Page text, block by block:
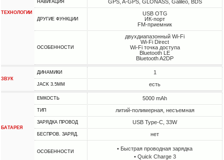
ТЕХНОЛОГИИ
НАВИГАЦИЯ GPS, A-GPS, GLONASS, Galileo, BDS
ДРУГИЕ ФУНКЦИИ
USB OTG
ИК-порт
FM-приемник
ОСОБЕННОСТИ
двухдиапазонный Wi-Fi
Wi-Fi Direct
Wi-Fi точка доступа
Bluetooth LE
Bluetooth A2DP
ЗВУК
ДИНАМИКИ 1
JACK 3.5MM есть
БАТАРЕЯ
ЕМКОСТЬ 5000 mAh
ТИП литий-полимерная, несъемная
ЗАРЯДКА ПРОВОД USB Type-C, 33W
БЕСПРОВ. ЗАРЯД. нет
ОСОБЕННОСТИ
• Быстрая проводная зарядка
• Quick Charge 3